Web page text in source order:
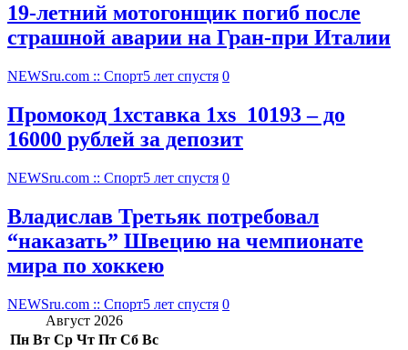
19-летний мотогонщик погиб после
страшной аварии на Гран-при Италии
NEWSru.com :: Спорт5 лет спустя 0
Промокод 1хставка 1xs_10193 – до
16000 рублей за депозит
NEWSru.com :: Спорт5 лет спустя 0
Владислав Третьяк потребовал
“наказать” Швецию на чемпионате
мира по хоккею
NEWSru.com :: Спорт5 лет спустя 0
Август 2026
Пн Вт Ср Чт Пт Сб Вс